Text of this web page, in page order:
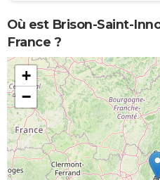
Où est Brison-Saint-
France ?
+
−